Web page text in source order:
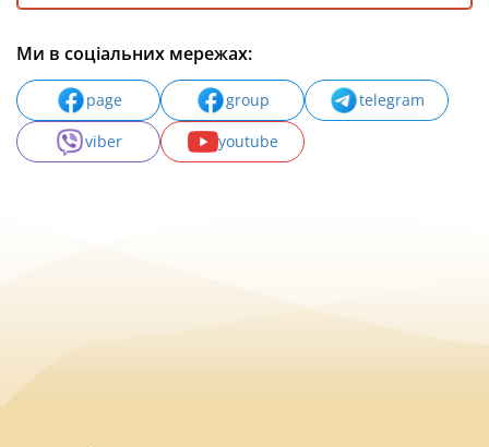
Ми в соціальних мережах:
page group
telegram
viber
youtube